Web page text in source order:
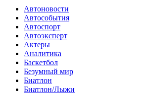
Автоновости
Автособытия
Автоспорт
Автоэксперт
Актеры
Аналитика
Баскетбол
Безумный мир
Биатлон
Биатлон/Лыжи